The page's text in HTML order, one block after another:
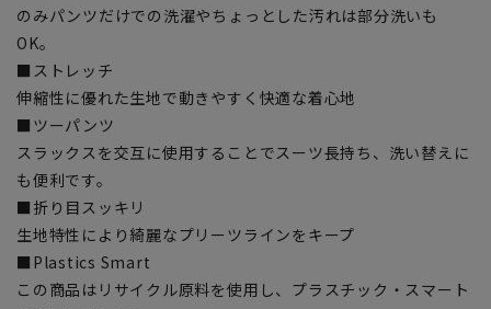
のみパンツだけでの洗濯やちょっとした汚れは部分洗いも
OK。
■ストレッチ
伸縮性に優れた生地で動きやすく快適な着心地
■ツーパンツ
スラックスを交互に使用することでスーツ長持ち、洗い替えに
も便利です。
■折り目スッキリ
生地特性により綺麗なプリーツラインをキープ
■Plastics Smart
この商品はリサイクル原料を使用し、プラスチック・スマート